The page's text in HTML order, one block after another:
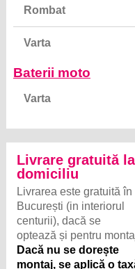
Rombat
Varta
Baterii moto
Varta
Livrare gratuită la
domiciliu
Livrarea este gratuită în
București (in interiorul
centurii), dacă se
optează și pentru
Dacă nu se dorește
montaj, se aplică o